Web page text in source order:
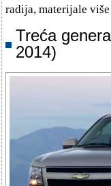
radija, materijale
Treća
2014)